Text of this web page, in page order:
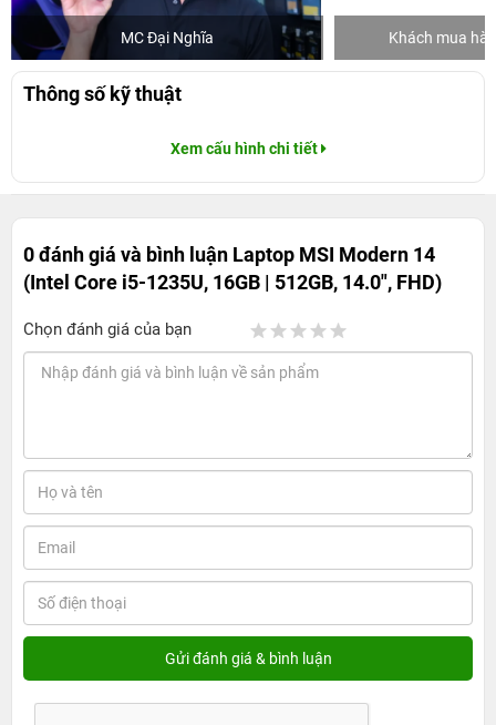
MC Đại Nghĩa Khách mua
Thông số kỹ thuật
Xem cấu hình chi tiết
0 đánh giá và bình luận Laptop MSI Modern 14
(Intel Core i5-1235U, 16GB | 512GB, 14.0", FHD)
Chọn đánh giá của bạn